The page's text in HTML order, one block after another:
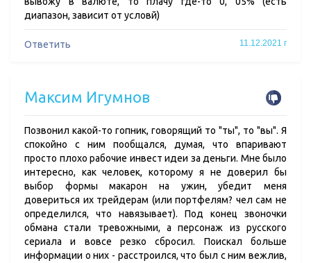
диапазон, зависит от условй)
Ответить 11.12.2021 г
Максим Игумнов
Позвонил какой-то гопник, говорящий то "ты", то "вы". Я
спокойно с ним пообщался, думая, что впаривают
просто плохо рабочие инвест идеи за деньги. Мне было
интересно, как человек, которому я не доверил бы
выбор формы макарон на ужин, убедит меня
довериться их трейдерам (или портфелям? чел сам не
определился, что навязывает). Под конец звоночки
обмана стали тревожными, а персонаж из русского
сериала и вовсе резко сбросил. Поискал больше
информации о них - расстроился, что был с ним вежлив,